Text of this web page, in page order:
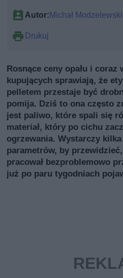
Autor: Michał Modzelewski
Drukuj
Rosnące ceny opału i coraz
kupujących sprawiają, że
pelletem przestaje być
pomija. Dziś to ona często
jest paliwo, które spali się
materiał, który po cichu
ogrzewania. Wystarczy
parametrów, by
pracował bezproblemowo
już po paru tygodniach